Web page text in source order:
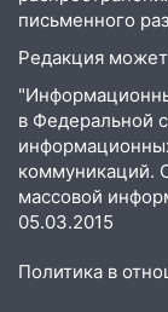
письменного
Редакция
в Федеральной
коммуникаций.
массовой
05.03.2015
Политика в